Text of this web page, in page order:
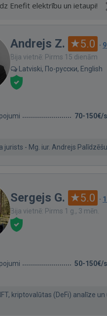
Enefit elektrību un ietaupi!
Andrejs Z. 5.0 ·
Bija vietnē: Pirms 15 dienām
Latviski, По-русски, English
70-150€/
jurists - Mg. iur. Andrejs
Sergejs G. 5.0 ·
Bija vietnē: Pirms 1 g., 3 mēn.
50-150€/
kriptovalūtas (DeFi) analīze